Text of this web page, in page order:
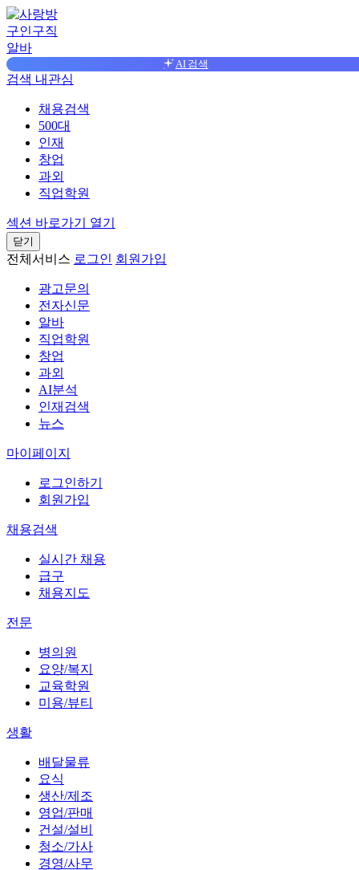
구인구직
알바
AI 검색
검색 내관심
채용검색
500대
인재
창업
과외
직업학원
섹션 바로가기 열기
닫기
전체서비스 로그인 회원가입
광고문의
전자신문
알바
직업학원
창업
과외
AI분석
인재검색
뉴스
마이페이지
로그인하기
회원가입
채용검색
실시간 채용
급구
채용지도
전문
병의원
요양/복지
교육학원
미용/뷰티
생활
배달물류
요식
생산/제조
영업/판매
건설/설비
청소/가사
경영/사무